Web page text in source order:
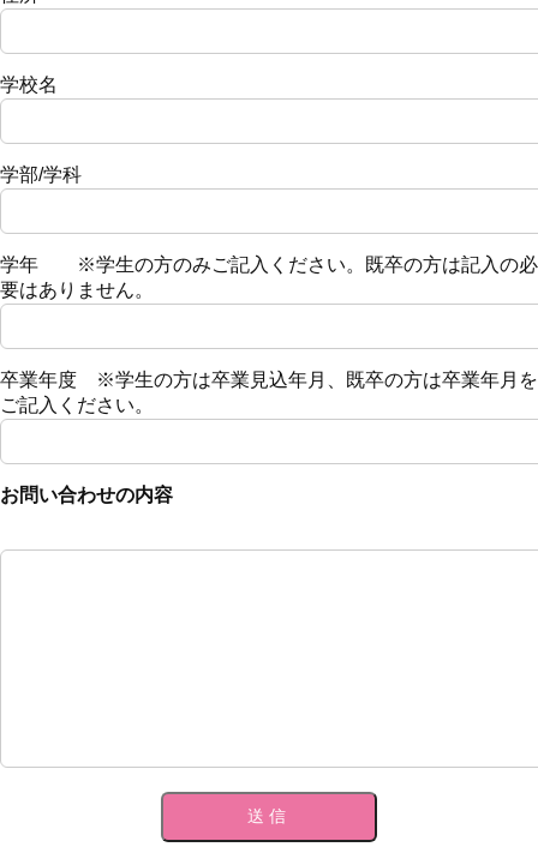
学校名
学部/学科
学年 ※学生の方のみご記入ください。既卒の方は記入の必
要はありません。
卒業年度 ※学生の方は卒業見込年月、既卒の方は卒業年月を
ご記入ください。
お問い合わせの内容